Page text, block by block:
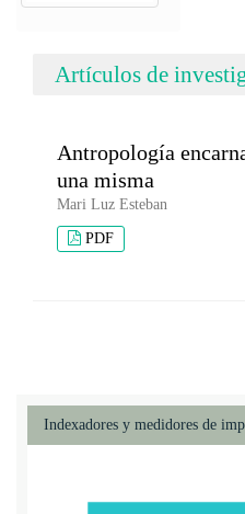
Artículos de
Antropología
una misma
Mari Luz Esteban
PDF
Indexadores y medidores de